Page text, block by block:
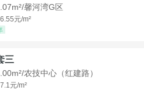
馨河湾G区
元/m²
三
农技中心（红建路）
元/m²